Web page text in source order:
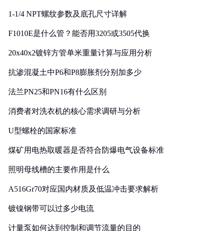
1-1/4 NPT螺纹参数及底孔尺寸详解
F1010E是什么管？能否用3205或3505代换
20x40x2镀锌方管单米重量计算与应用分析
抗渗混凝土中P6和P8膨胀剂分别加多少
法兰PN25和PN16有什么区别
消费者对洗衣机的核心需求调研与分析
U型螺栓的国家标准
煤矿用电热取暖器是否符合防爆电气设备标准
照明母线槽的主要作用是什么
A516Gr70对应国内材质及低温冲击要求解析
镀镍钢带可以过多少电流
计量泵如何达到控制和调节流量的目的